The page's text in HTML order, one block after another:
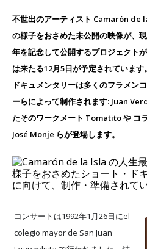
不世出のアーティスト Camarón de
の様子をおさめた未公開の映像が、
年を記念して公開するプロジェクト
は来たる12月5日が予定されています。
ドキュメンタリーは多くのフラメン
ーらによって制作されます: Juan
たそのワークメート Tomatito や コ
José Monje らが登場します。
コンサートは1992年1月26日にel
colegio mayor de San Juan